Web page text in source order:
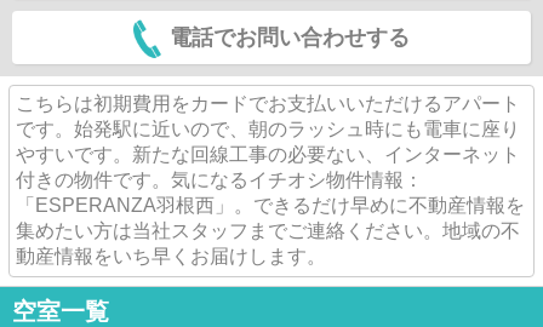
電話でお問い合わせする
こちらは初期費用をカードでお支払いいただけるアパート
です。始発駅に近いので、朝のラッシュ時にも電車に座り
やすいです。新たな回線工事の必要ない、インターネット
付きの物件です。気になるイチオシ物件情報：
「ESPERANZA羽根西」。できるだけ早めに不動産情報を
集めたい方は当社スタッフまでご連絡ください。地域の不
動産情報をいち早くお届けします。
空室一覧